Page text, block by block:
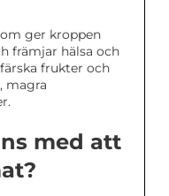
ger kroppen
främjar hälsa och
frukter och
magra
med att